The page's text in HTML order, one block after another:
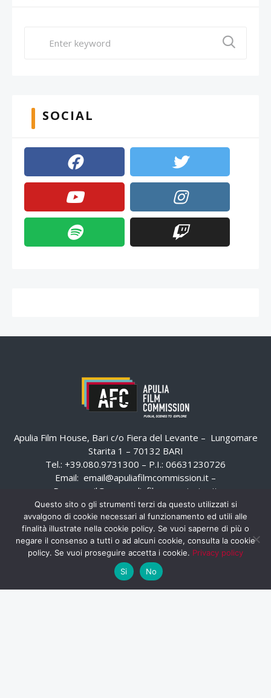
SOCIAL
Apulia Film House, Bari c/o Fiera del Levante – Lungomare
Starita 1 – 70132 BARI
Tel.: +39.080.9731300 – P.I.: 06631230726
Email: email@apuliafilmcommission.it –
Pec:
email@pec.apuliafilmcommission.it
Questo sito o gli strumenti terzi da questo utilizzati si
avvalgono di cookie necessari al funzionamento ed utili alle
finalità illustrate nella cookie policy. Se vuoi saperne di più o
negare il consenso a tutti o ad alcuni cookie, consulta la cookie
policy. Se vuoi proseguire accetta i cookie. Privacy policy
Si
No